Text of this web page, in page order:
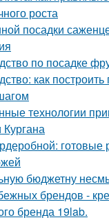
роста
посадки
по посадке
как
технологии
готовые
бюджетну
брендов -
бренда 19lab.